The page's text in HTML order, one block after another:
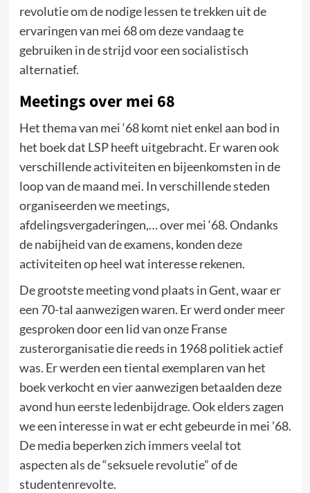
revolutie om de nodige lessen te trekken uit de
ervaringen van mei 68 om deze vandaag te
gebruiken in de strijd voor een socialistisch
alternatief.
Meetings over mei 68
Het thema van mei ‘68 komt niet enkel aan bod in
het boek dat LSP heeft uitgebracht. Er waren ook
verschillende activiteiten en bijeenkomsten in de
loop van de maand mei. In verschillende steden
organiseerden we meetings,
afdelingsvergaderingen,… over mei ‘68. Ondanks
de nabijheid van de examens, konden deze
activiteiten op heel wat interesse rekenen.
De grootste meeting vond plaats in Gent, waar er
een 70-tal aanwezigen waren. Er werd onder meer
gesproken door een lid van onze Franse
zusterorganisatie die reeds in 1968 politiek actief
was. Er werden een tiental exemplaren van het
boek verkocht en vier aanwezigen betaalden deze
avond hun eerste ledenbijdrage. Ook elders zagen
we een interesse in wat er echt gebeurde in mei ’68.
De media beperken zich immers veelal tot
aspecten als de “seksuele revolutie” of de
studentenrevolte.